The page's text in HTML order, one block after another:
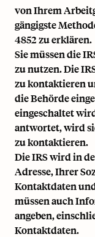
von Ihrem
gängigste
4852 zu erklären.
Sie müssen die
zu nutzen. Die
zu kontaktieren
die Behörde
eingeschaltet
antwortet, wird
zu kontaktieren.
Die IRS wird in
Adresse, Ihrer
Kontaktdaten
müssen auch
angeben,
Kontaktdaten.